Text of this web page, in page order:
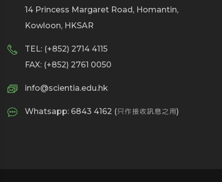
14 Princess Margaret Road, Homantin,
Kowloon, HKSAR
TEL: (+852) 2714 4115
FAX: (+852) 2761 0050
info@scientia.edu.hk
Whatsapp: 6843 4162 (只作接收訊息之用)